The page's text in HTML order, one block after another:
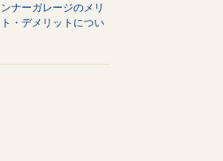
ナーガレージのメリ
ト・デメリットについ